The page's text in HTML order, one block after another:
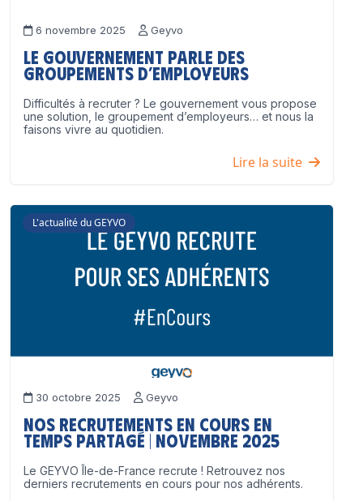
6 novembre 2025 Geyvo
Le Gouvernement parle des
groupements d’employeurs
Difficultés à recruter ? Le gouvernement vous propose
une solution, le groupement d’employeurs… et nous la
faisons vivre au quotidien.
Lire la suite
L'actualité du GEYVO
30 octobre 2025 Geyvo
Nos recrutements en cours en
temps partagé | Novembre 2025
Le GEYVO Île-de-France recrute ! Retrouvez nos
derniers recrutements en cours pour nos adhérents.